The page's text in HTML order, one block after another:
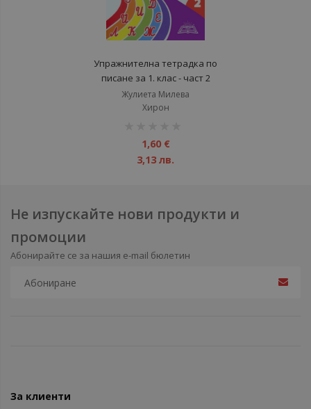
Упражнителна тетрадка по
писане за 1. клас - част 2
Жулиета Милева
Хирон
1,60 €
3,13 лв.
Не изпускайте нови продукти и
промоции
Абонирайте се за нашия e-mail бюлетин
За клиенти